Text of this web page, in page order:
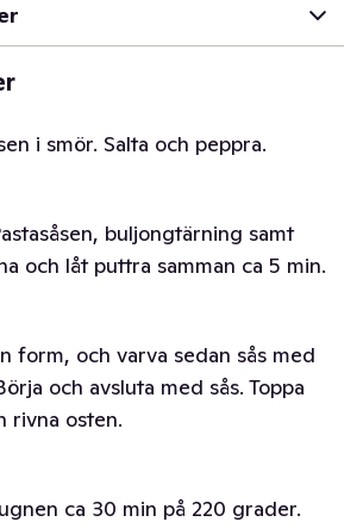
i smör. Salta och peppra.
buljongtärning samt
och låt puttra samman ca 5 min.
form, och varva sedan sås med
och avsluta med sås. Toppa
rivna osten.
ca 30 min på 220 grader.